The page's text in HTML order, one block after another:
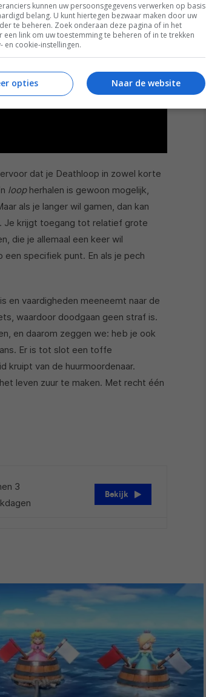
dat je Deathloop in zowel korte
loopherhalen is gewoon mogelijk,
als je langer wil gamen, dan kan
Je krijgt toegang tot relatief grote
die je allemaal een keer wil
specifiek punt. En als je pech
en vaardigheden meeneemt naar de
waardoor doodgaan geen straf is.
en daarom zeggen we: heb je ook
Er is tot slot een toffe
kruipt van de huurmoordenaar.
leven zuur te maken. Met recht één
3
Bekijk
kunnen uw persoonsgegevens verwerken op basis
belang. U kunt hiertegen bezwaar maken door uw
te beheren. Zoek onderaan deze pagina of in het
een link om uw toestemming te beheren of in te trekken
en cookie-instellingen.
Naar de website
opties